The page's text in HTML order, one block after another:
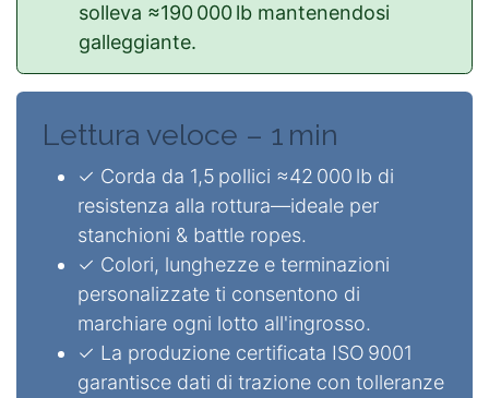
solleva ≈190 000 lb mantenendosi
galleggiante.
Lettura veloce – 1 min
✓ Corda da 1,5 pollici ≈42 000 lb di
resistenza alla rottura—ideale per
stanchioni & battle ropes.
✓ Colori, lunghezze e terminazioni
personalizzate ti consentono di
marchiare ogni lotto all'ingrosso.
✓ La produzione certificata ISO 9001
garantisce dati di trazione con tolleranze